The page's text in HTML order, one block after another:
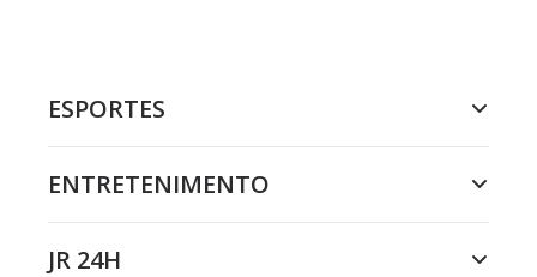
ESPORTES
ENTRETENIMENTO
JR 24H